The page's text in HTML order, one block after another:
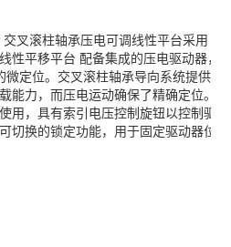
叉滚柱轴承压电可调线性平台采用 标
性平移平台 配备集成的压电驱动器，
微定位。交叉滚柱轴承导向系统提供了
能力，而压电运动确保了精确定位。
用，具有索引电压控制旋钮以控制驱
切换的锁定功能，用于固定驱动器位